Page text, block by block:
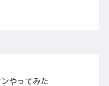
やってみた